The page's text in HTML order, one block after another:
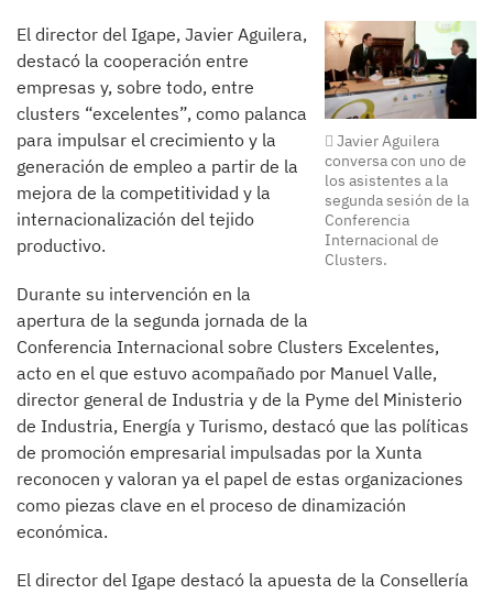
Javier Aguilera
conversa con uno de
los asistentes a la
segunda sesión de la
Conferencia
Internacional de
Clusters.
El director del Igape, Javier Aguilera,
destacó la cooperación entre
empresas y, sobre todo, entre
clusters “excelentes”, como palanca
para impulsar el crecimiento y la
generación de empleo a partir de la
mejora de la competitividad y la
internacionalización del tejido
productivo.
Durante su intervención en la
apertura de la segunda jornada de la
Conferencia Internacional sobre Clusters Excelentes,
acto en el que estuvo acompañado por Manuel Valle,
director general de Industria y de la Pyme del Ministerio
de Industria, Energía y Turismo, destacó que las políticas
de promoción empresarial impulsadas por la Xunta
reconocen y valoran ya el papel de estas organizaciones
como piezas clave en el proceso de dinamización
económica.
El director del Igape destacó la apuesta de la Consellería